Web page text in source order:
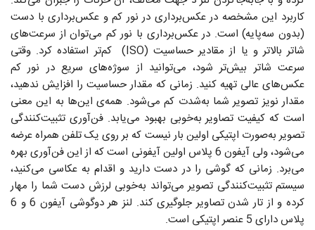
کاربرد این مشخصه در عکس‌برداری در نور کم و عکس‌برداری با دست
(بدون سه‌پایه) است. در عکس‌برداری با نور کم می‌توان از سرعت‌های
شاتر بالاتر و یا از مقادیر حساسیت (ISO) کم‌تر استفاده کرد. وقتی
سرعت شاتر بیش‌تر شود، می‌توانید از سوژه‌‌های سریع در نور کم
عکس‌های عالی تهیه کنید. زمانی که مقدار حساسیت را افزایش ندهید،
مقدار نویز تصویر شما به‌شدت کم می‌شود. همه‌ی ‌این‌ها به این معنی
است که کیفیت تصاویر به‌خوبی بهبود می‌یابد. ‏فن‌آوری تثبیت‌کنندگی
تصویر به‌صورت اپتیکی اولین بار نیست که بر روی یک تلفن همراه عرضه
می‌شود، ولی آیفون 6 پلاس اولین آیفونی است که از این ‏فن‌آوری بهره
می‌برد. زمانی که گوشی را در دست دارید و اقدام به عکاسی می‌کنید،
سیستم تثبیت‌کنندگی تصویر می‌تواند به‌خوبی لرزش دست شما را مهار
کرده و از تار شدن تصاویر جلوگیری کند. لنز هر دوگوشی آیفون 6 و 6
پلاس دارای 5 عنصر اپتیکی است.